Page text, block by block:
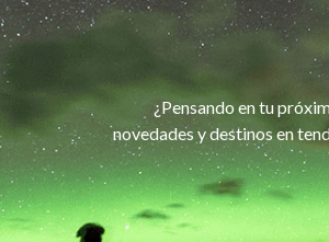
¿Pensando en tu
novedades y destinos en